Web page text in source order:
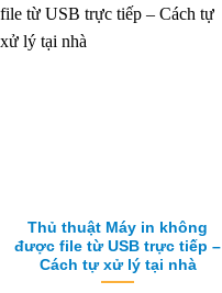
Thủ thuật Máy in không
được file từ USB trực tiếp –
Cách tự xử lý tại nhà